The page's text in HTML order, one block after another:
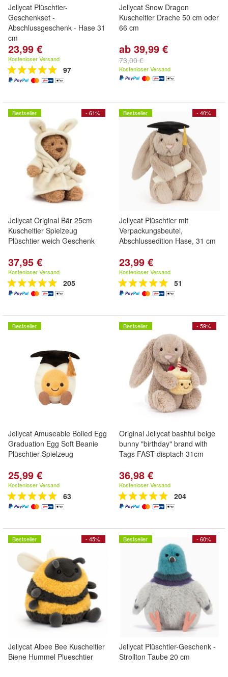
Jellycat Plüschtier-
Geschenkset -
Abschlussgeschenk - Hase 31
cm
23,99 €
Kostenloser Versand
97
Jellycat Snow Dragon
Kuscheltier Drache 50 cm oder
66 cm
ab 39,99 €
73,00 €
Kostenloser Versand
- 61%
Bestseller
Jellycat Original Bär 25cm
Kuscheltier Spielzeug
Plüschtier weich Geschenk
37,95 €
Kostenloser Versand
205
- 40%
Bestseller
Jellycat Plüschtier mit
Verpackungsbeutel,
Abschlussedition Hase, 31 cm
23,99 €
Kostenloser Versand
51
Bestseller
Jellycat Amuseable Boiled Egg
Graduation Egg Soft Beanie
Plüschtier Spielzeug
25,99 €
Kostenloser Versand
63
- 59%
Bestseller
Original Jellycat bashful beige
bunny "birthday" brand with
Tags FAST disptach 31cm
36,98 €
Kostenloser Versand
204
- 45%
Bestseller
Jellycat Albee Bee Kuscheltier
Biene Hummel Plueschtier
- 60%
Bestseller
Jellycat Plüschtier-Geschenk -
Strollton Taube 20 cm